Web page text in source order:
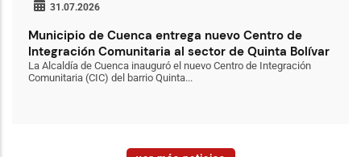
31.07.2026
Municipio de Cuenca entrega nuevo Centro de
Integración Comunitaria al sector de Quinta Bolívar
La Alcaldía de Cuenca inauguró el nuevo Centro de Integración
Comunitaria (CIC) del barrio Quinta...